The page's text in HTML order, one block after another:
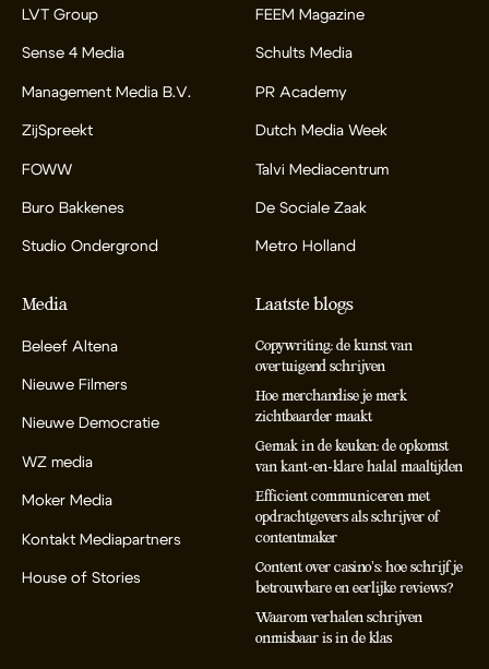
LVT Group
Sense 4 Media
Management Media B.V.
ZijSpreekt
FOWW
Buro Bakkenes
Studio Ondergrond
FEEM Magazine
Schults Media
PR Academy
Dutch Media Week
Talvi Mediacentrum
De Sociale Zaak
Metro Holland
Media
Beleef Altena
Nieuwe Filmers
Nieuwe Democratie
WZ media
Moker Media
Kontakt Mediapartners
House of Stories
Laatste blogs
Copywriting: de kunst van
overtuigend schrijven
Hoe merchandise je merk
zichtbaarder maakt
Gemak in de keuken: de opkomst
van kant-en-klare halal maaltijden
Efficient communiceren met
opdrachtgevers als schrijver of
contentmaker
Content over casino’s: hoe schrijf je
betrouwbare en eerlijke reviews?
Waarom verhalen schrijven
onmisbaar is in de klas